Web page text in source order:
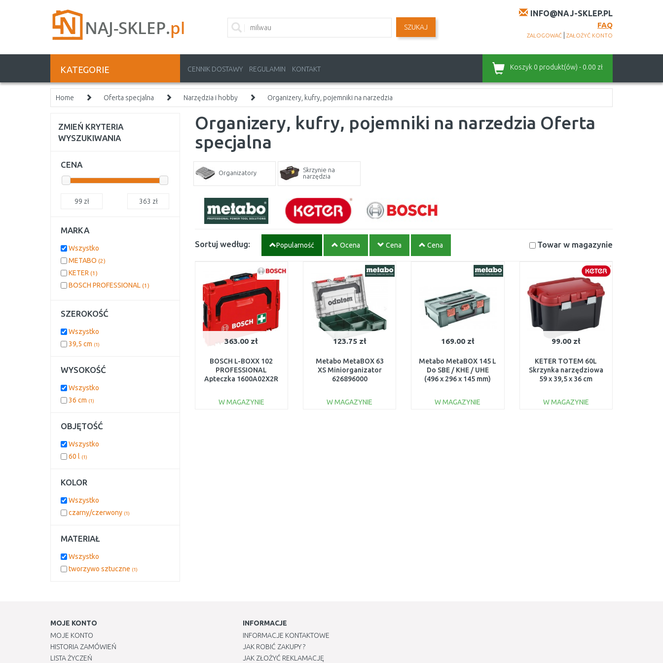
INFO@NAJ-SKLEP.PL
FAQ
ZALOGOWAĆ ZAŁOŻYĆ KONTO
SZUKAJ
KATEGORIE CENNIK DOSTAWY REGULAMIN KONTAKT Koszyk 0 produkt(ów) - 0.00 zł
Home Oferta specjalna Narzędzia i hobby Organizery, kufry, pojemniki na narzedzia
Organizery, kufry, pojemniki na narzedzia Oferta
specjalna
Organizatory
Skrzynie na
narzędzia
Sortuj według: Popularność Ocena Cena Cena Towar w magazynie
363.00 zł
BOSCH L-BOXX 102
PROFESSIONAL
Apteczka 1600A02X2R
W MAGAZYNIE
123.75 zł
Metabo MetaBOX 63
XS Miniorganizator
626896000
W MAGAZYNIE
169.00 zł
Metabo MetaBOX 145 L
Do SBE / KHE / UHE
(496 x 296 x 145 mm)
W MAGAZYNIE
99.00 zł
KETER TOTEM 60L
Skrzynka narzędziowa
59 x 39,5 x 36 cm
W MAGAZYNIE
ZMIEŃ KRYTERIA
WYSZUKIWANIA
CENA
99 zł 363 zł
MARKA
Wszystko
METABO (2)
KETER (1)
BOSCH PROFESSIONAL (1)
SZEROKOŚĆ
Wszystko
39,5 cm (1)
WYSOKOŚĆ
Wszystko
36 cm (1)
OBJĘTOŚĆ
Wszystko
60 l (1)
KOLOR
Wszystko
czarny/czerwony (1)
MATERIAŁ
Wszystko
tworzywo sztuczne (1)
MOJE KONTO
MOJE KONTO
HISTORIA ZAMÓWIEŃ
LISTA ŻYCZEŃ
INFORMACJE
INFORMACJE KONTAKTOWE
JAK ROBIĆ ZAKUPY ?
JAK ZŁOŻYĆ REKLAMACJĘ